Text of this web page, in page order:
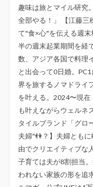
趣味は旅とマイル研究
全部やる！」 【江藤
て"食×心"を伝える週
半の週末起業期間を経
数、アジア各国で料理
と出会って0日婚。
界を旅するノマドライ
を叶える。2024〜現
も叶えながらウェルネ
タイルブランド「グロ
夫婦"👫？】夫婦とも
由でクリエイティブな
子育ては夫が8割担当
われない家族の形を追